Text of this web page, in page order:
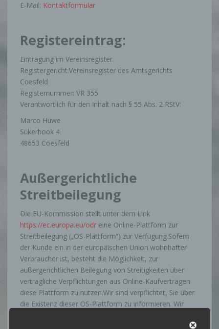
E-Mail: Kontaktformular
Registereintrag:
Eintragung im Vereinsregister.
Registergericht:Vereinsregister des Amtsgerichts
Coesfeld
Registernummer: VR 355
Verantwortlich für den Inhalt nach § 55 Abs. 2 RStV:
Marco Hüwe
Sükerhook 4
48653 Coesfeld
Außergerichtliche
Streitbeilegung
Die EU-Kommission stellt unter dem Link
https://ec.europa.eu/odr eine Online-Plattform zur
Streitbeilegung („OS-Plattform“) zur Verfügung.Sofern
der Kunde ein in der europäischen Union wohnhafter
Verbraucher ist, besteht die Möglichkeit, zur
außergerichtlichen Beilegung von Streitigkeiten über
vertragliche Verpflichtungen aus Online-Kaufverträgen
diese Plattform zu nutzen.Wir sind verpflichtet, Sie über
die Existenz dieser OS-Plattform zu informieren. Wir